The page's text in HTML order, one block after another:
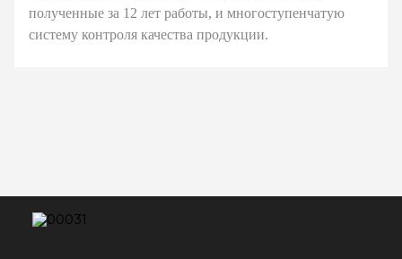
полученные за 12 лет работы, и многоступенчатую
систему контроля качества продукции.